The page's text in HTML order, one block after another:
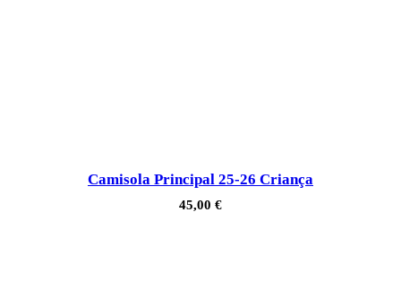
Camisola Principal 25-26 Criança
45,00 €